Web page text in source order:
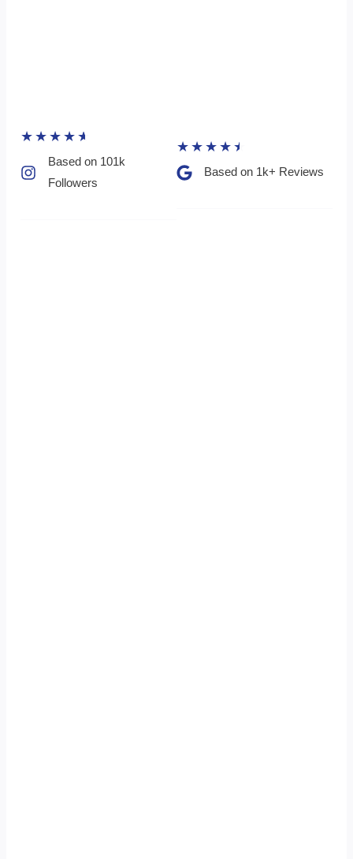
★ ★ ★ ★ ★
Based on 101k
Followers​
★ ★ ★ ★ ★
Based on 1k+ Reviews​